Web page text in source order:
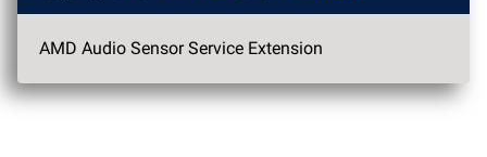
AMD Audio Sensor Service Extension